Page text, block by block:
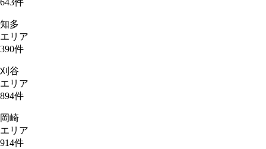
知多
エリア
390件
刈谷
エリア
894件
岡崎
エリア
914件